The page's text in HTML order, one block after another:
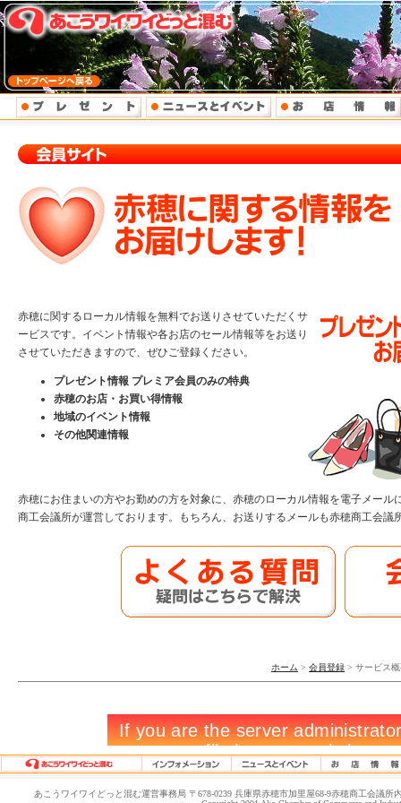
赤穂に関するローカル情報を無料でお送りさせていただくサ
ービスです。イベント情報や各お店のセール情報等をお送り
させていただきますので、ぜひご登録ください。
プレゼント情報 プレミア会員のみの特典
赤穂のお店・お買い得情報
地域のイベント情報
その他関連情報
赤穂にお住まいの方やお勤めの方を対象に、赤穂のローカル情報を電子メール
商工会議所が運営しております。もちろん、お送りするメールも赤穂商工会議
ホーム > 会員登録 > サービス
あこうワイワイどっと混む運営事務局 〒678-0239 兵庫県赤穂市加里屋68-9赤穂商工会議所